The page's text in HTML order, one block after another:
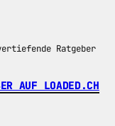
Ratgeber
AUF LOADED.CH